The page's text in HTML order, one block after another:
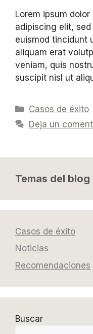
Lorem ipsum
adipiscing elit,
euismod tincidunt
aliquam erat
veniam, quis
suscipit nisl ut
Casos de éxito
Deja un
Temas del blog
Casos de éxito
Noticias
Recomendaciones
Buscar